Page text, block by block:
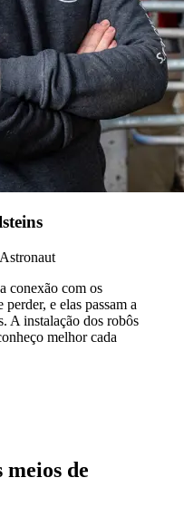
conexão com os
e elas passam a
A instalação dos robôs
melhor cada
de